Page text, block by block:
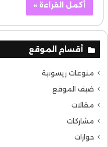
أكمل القراءة »
أقسام الموقع
منوعات ريسونية
ضيف الموقع
مقالات
مشاركات
حوارات